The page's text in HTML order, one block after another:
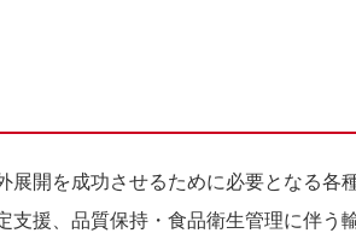
展開を成功させるために必要となる
支援、品質保持・食品衛生管理に伴う